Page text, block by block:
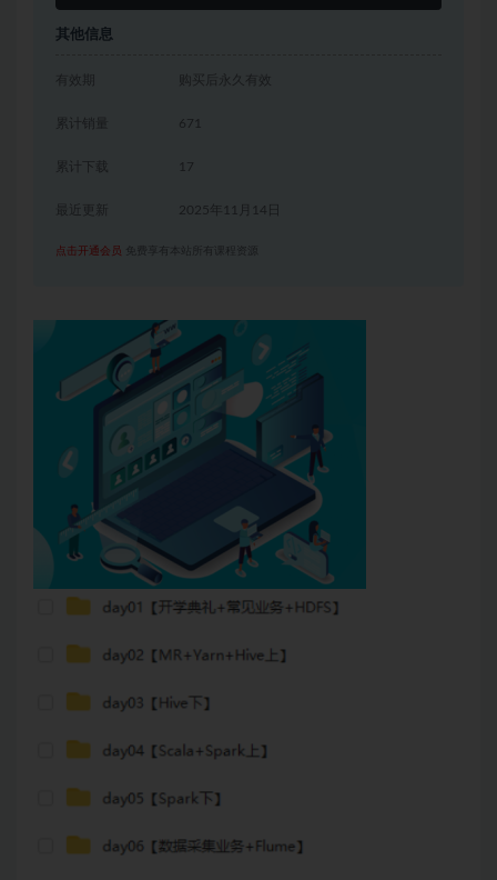
其他信息
有效期 购买后永久有效
累计销量 671
累计下载 17
2025年11月14日
点击开通会员 免费享有本站所有课程资源